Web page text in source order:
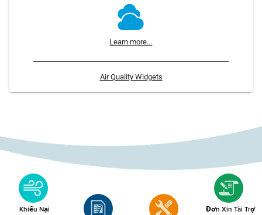
Learn more...
Air Quality Widgets
Khiếu Nại Đơn Xin Tài Trợ